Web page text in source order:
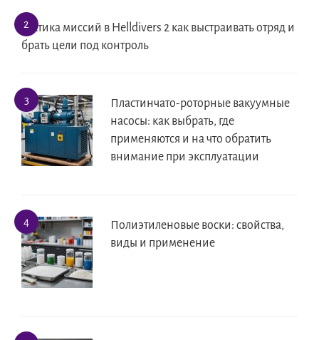
Тактика миссий в Helldivers 2 как выстраивать отряд и
брать цели под контроль
Пластинчато-роторные вакуумные
насосы: как выбрать, где
применяются и на что обратить
внимание при эксплуатации
Полиэтиленовые воски: свойства,
виды и применение